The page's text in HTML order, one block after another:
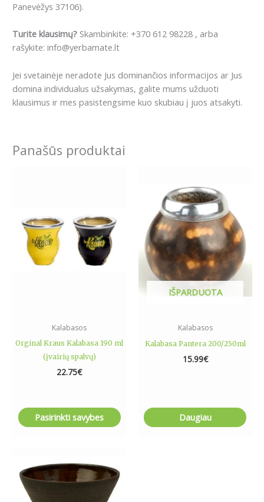
Panevėžys 37106).
Turite klausimų? Skambinkite: +370 612 98228 , arba
rašykite: info@yerbamate.lt
Jei svetainėje neradote Jus dominančios informacijos ar Jus
domina individualus užsakymas, galite mums užduoti
klausimus ir mes pasistengsime kuo skubiau į juos atsakyti.
Panašūs produktai
Kalabasos
Orginal Kraus Kalabasa 190 ml
(įvairių spalvų)
22.75€
Pasirinkti savybes
variants.
The
options
may
page
IŠPARDUOTA
Kalabasos
Kalabasa Pantera 200/250ml
15.99€
Daugiau